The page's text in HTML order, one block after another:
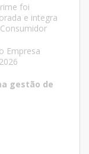
foi
e integra
Empresa
gestão de